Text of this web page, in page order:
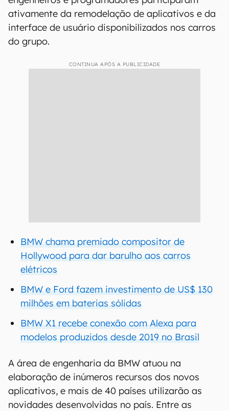
ativamente da remodelação de aplicativos e da
interface de usuário disponibilizados nos carros
do grupo.
CONTINUA APÓS A PUBLICIDADE
BMW chama premiado compositor de
Hollywood para dar barulho aos carros
elétricos
BMW e Ford fazem investimento de US$ 130
milhões em baterias sólidas
BMW X1 recebe conexão com Alexa para
modelos produzidos desde 2019 no Brasil
A área de engenharia da BMW atuou na
elaboração de inúmeros recursos dos novos
aplicativos, e mais de 40 países utilizarão as
novidades desenvolvidas no país. Entre as